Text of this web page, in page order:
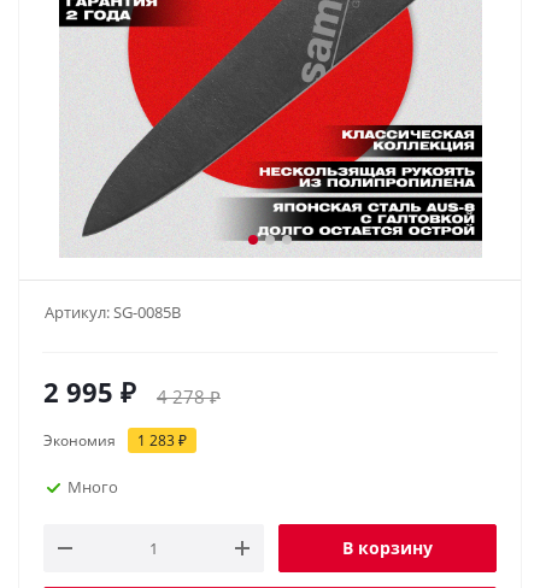
Артикул:SG-0085B
2 995 ₽ 4 278₽
Экономия 1 283₽
Много
В корзину